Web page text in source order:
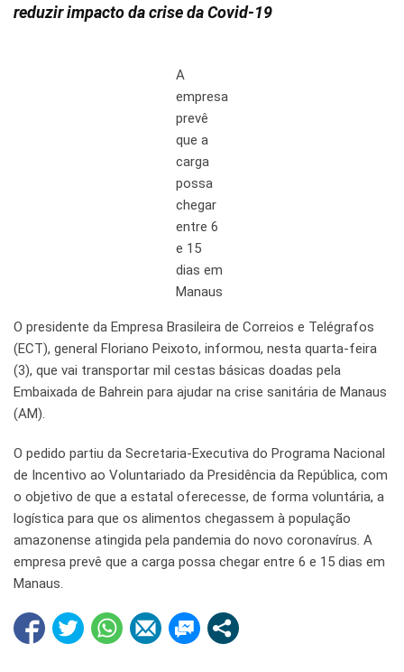
reduzir impacto da crise da Covid-19
A
empresa
prevê
que a
carga
possa
chegar
entre 6
e 15
dias em
Manaus
O presidente da Empresa Brasileira de Correios e Telégrafos
(ECT), general Floriano Peixoto, informou, nesta quarta-feira
(3), que vai transportar mil cestas básicas doadas pela
Embaixada de Bahrein para ajudar na crise sanitária de Manaus
(AM).
O pedido partiu da Secretaria-Executiva do Programa Nacional
de Incentivo ao Voluntariado da Presidência da República, com
o objetivo de que a estatal oferecesse, de forma voluntária, a
logística para que os alimentos chegassem à população
amazonense atingida pela pandemia do novo coronavírus. A
empresa prevê que a carga possa chegar entre 6 e 15 dias em
Manaus.